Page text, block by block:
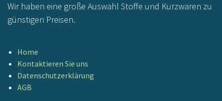
Wir haben eine große Auswahl Stoffe und Kurzwaren zu
günstigen Preisen.
Home
Kontaktieren Sie uns
Datenschutzerklärung
AGB